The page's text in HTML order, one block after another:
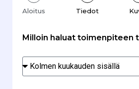
Aloitus
Tiedot
Milloin haluat toimenpiteen